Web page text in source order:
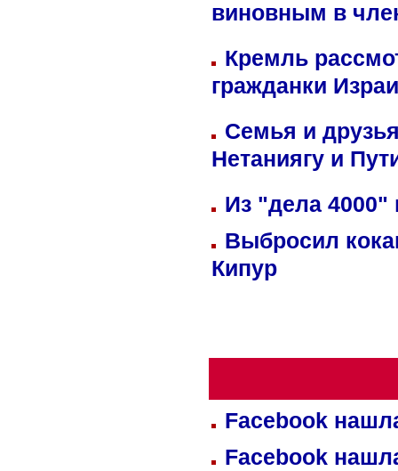
виновным в
Кремль
гражданки
Семья и
Нетаниягу и
Из "дела 4000"
Выбросил
Кипур
Facebook
Facebook